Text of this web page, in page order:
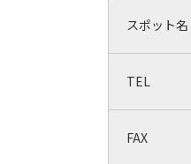
スポット名
TEL
FAX